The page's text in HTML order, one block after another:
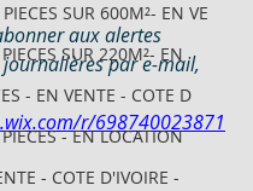
SUR 600M²- EN VE
SUR 220M²- EN
- EN VENTE - COTE D
- EN LOCATION
- COTE D'IVOIRE -
aux alertes
par e-mail,
r/698740023871